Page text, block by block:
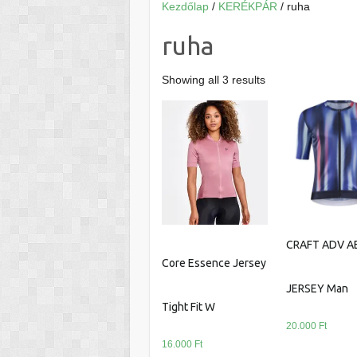
Kezdőlap/ KERÉKPÁR / ruha
ruha
Showing all 3 results
Core Essence Jersey
Tight Fit W
16.000 Ft
CRAFT ADV
JERSEY Man
20.000 Ft